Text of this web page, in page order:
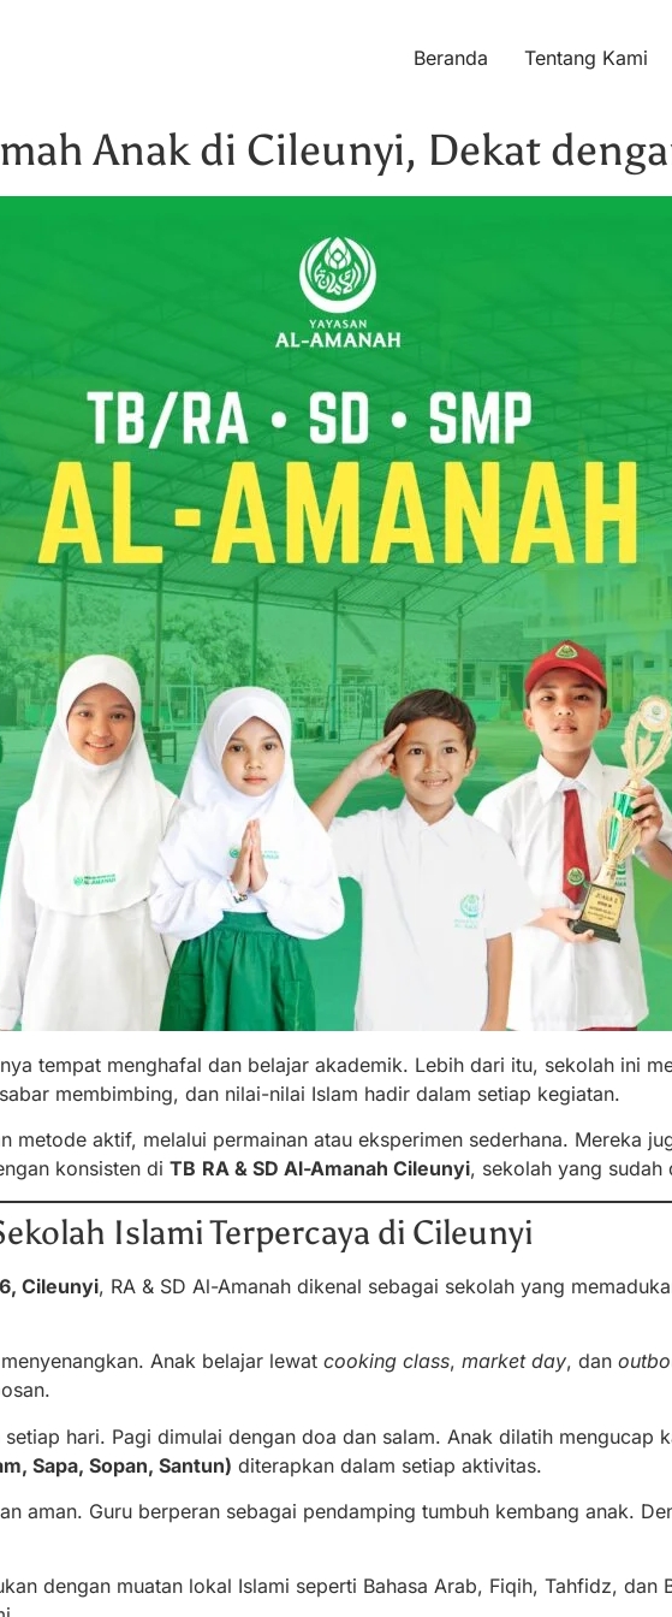
Beranda Tentang Kami
Anak di Cileunyi, Dekat
tempat menghafal dan belajar akademik. Lebih dari itu, sekolah ini
membimbing, dan nilai-nilai Islam hadir dalam setiap kegiatan.
metode aktif, melalui permainan atau eksperimen sederhana. Mereka
konsisten di TB RA & SD Al-Amanah Cileunyi, sekolah yang
Islami Terpercaya di Cileunyi
Cileunyi, RA & SD Al-Amanah dikenal sebagai sekolah yang
Anak belajar lewat cooking class, market day, dan
hari. Pagi dimulai dengan doa dan salam. Anak dilatih mengucap
Sapa, Sopan, Santun) diterapkan dalam setiap aktivitas.
aman. Guru berperan sebagai pendamping tumbuh kembang anak.
dengan muatan lokal Islami seperti Bahasa Arab, Fiqih, Tahfidz, dan